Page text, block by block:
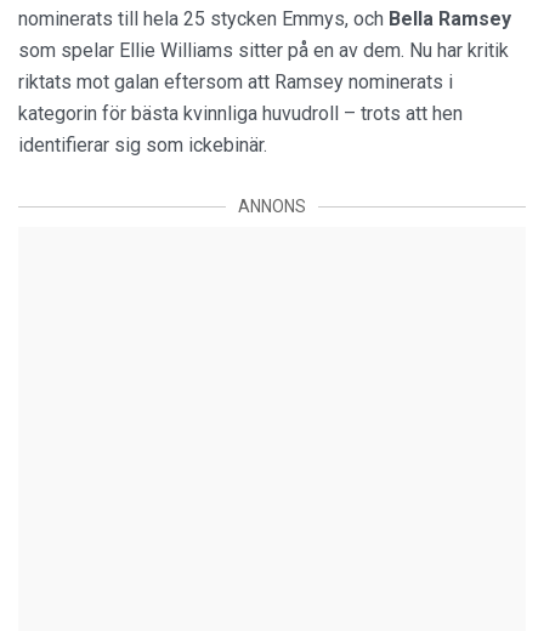
nominerats till hela 25 stycken Emmys, och Bella Ramsey
som spelar Ellie Williams sitter på en av dem. Nu har kritik
riktats mot galan eftersom att Ramsey nominerats i
kategorin för bästa kvinnliga huvudroll – trots att hen
identifierar sig som ickebinär.
ANNONS